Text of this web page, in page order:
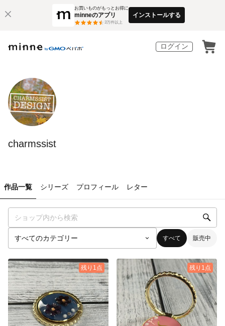
お買いものがもっとお得に
minneのアプリ
3万件以上
インストールする
ログイン
charmssist
作品一覧 シリーズ プロフィール レター
すべて 販売中
残り1点 残り1点